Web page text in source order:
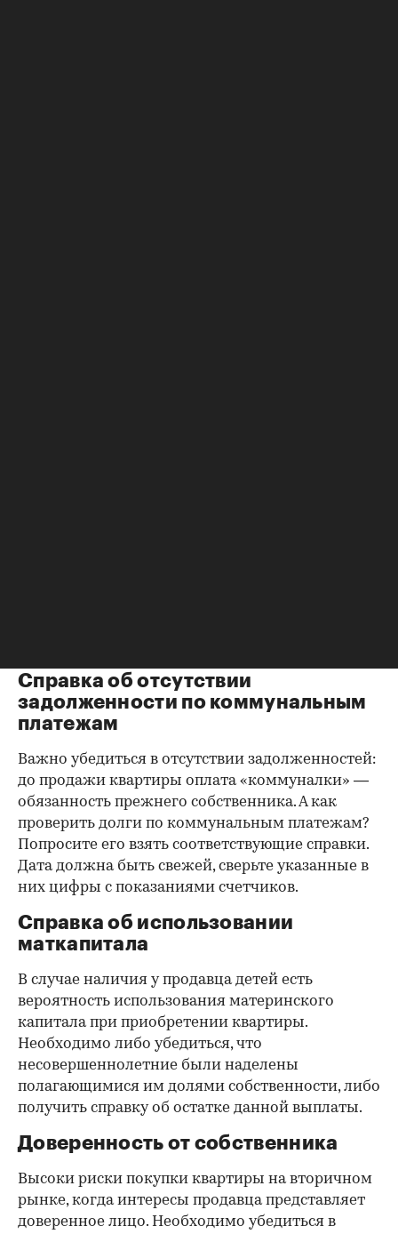
Справка об отсутствии
задолженности по коммунальным
платежам
Важно убедиться в отсутствии задолженностей:
до продажи квартиры оплата «коммуналки» —
обязанность прежнего собственника. А как
проверить долги по коммунальным платежам?
Попросите его взять соответствующие справки.
Дата должна быть свежей, сверьте указанные в
них цифры с показаниями счетчиков.
Справка об использовании
маткапитала
В случае наличия у продавца детей есть
вероятность использования материнского
капитала при приобретении квартиры.
Необходимо либо убедиться, что
несовершеннолетние были наделены
полагающимися им долями собственности, либо
получить справку об остатке данной выплаты.
Доверенность от собственника
Высоки риски покупки квартиры на вторичном
рынке, когда интересы продавца представляет
доверенное лицо. Необходимо убедиться в